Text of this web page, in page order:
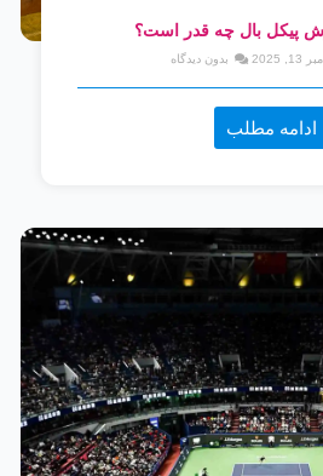
پیکل بال چه قدر است؟
2025 بدون دیدگاه
ادامه مطلب